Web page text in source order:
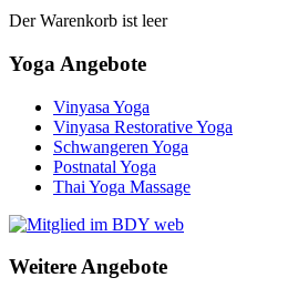
Der Warenkorb ist leer
Yoga Angebote
Vinyasa Yoga
Vinyasa Restorative Yoga
Schwangeren Yoga
Postnatal Yoga
Thai Yoga Massage
Weitere Angebote